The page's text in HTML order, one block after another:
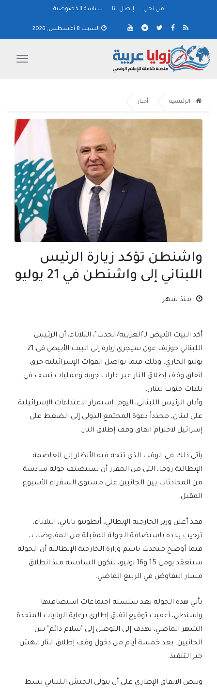
من نحن إتصل بنا سياسة الخصوصية
السبت 8 أغسطس, 2026
الرئيسية أخبار
واشنطن تؤكد زيارة الرئيس
اللبناني إلى واشنطن في 21 يوليو
منذ شهر
أكد البيت الأبيض لـ"العربية/الحدث"، الثلاثاء، أن الرئيس
اللبناني جوزيف عون سيجري زيارة إلى البيت الأبيض في 21
يوليو الجاري، وذلك فيما تواصل القوات الإسرائيلية خرق
اتفاق وقف إطلاق النار عبر غارات جوية وعمليات نسف في
بلدات جنوب لبنان.
وأدان الرئيس اللبناني، اليوم، استمرار الاعتداءات الإسرائيلية
على لبنان، مجدداً دعوة المجتمع الدولي إلى الضغط على
إسرائيل لاحترام اتفاق وقف إطلاق النار.
يأتي ذلك في الوقت الذي تتجه فيه الأنظار إلى العاصمة
الإيطالية روما، التي من المقرر أن تستضيف جولة سادسة
من المحادثات بين الجانبين على مستوى السفراء الأسبوع
المقبل.
فقد أعلن وزير الخارجية الإيطالي، أنطونيو تاياني، الثلاثاء،
ترحيب بلاده باستضافة الجولة المقبلة من المفاوضات،
فيما أوضح متحدث باسم وزارة الخارجية الإيطالية أن الجولة
ستنعقد يومي 15 و16 يوليو، لتكون السادسة منذ انطلاق
مسار التفاوض في الربيع الماضي.
تأتي هذه الجولة بعد سلسلة اجتماعات استضافتها
واشنطن، أعقبت توقيع اتفاق إطاري برعاية الولايات المتحدة
الشهر الماضي، يهدف إلى التوصل إلى "سلام دائم" بين
الجانبين، بعد خمسة أيام من دخول وقف إطلاق النار الهش
حيز التنفيذ.
وينص الاتفاق الإطاري على أن يتولى الجيش اللبناني بسط